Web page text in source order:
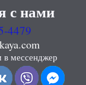
с нами
4479
в мессенджер